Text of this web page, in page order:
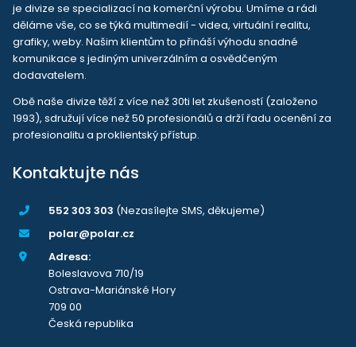
je divize se specializací na komerční výrobu. Umíme a rádi
děláme vše, co se týká multimedií - videa, virtuální realitu,
grafiky, weby. Našim klientům to přináší výhodu snadné
komunikace s jediným univerzálním a osvědčeným
dodavatelem.
Obě naše divize těží z více než 30ti let zkušeností (založeno
1993), sdružují více než 50 profesionálů a drží řadu ocenění za
profesionalitu a proklientský přístup.
Kontaktujte nás
552 303 303 (Nezasílejte SMS, děkujeme)
polar@polar.cz
Adresa:
Boleslavova 710/19
Ostrava-Mariánské Hory
709 00
Česká republika